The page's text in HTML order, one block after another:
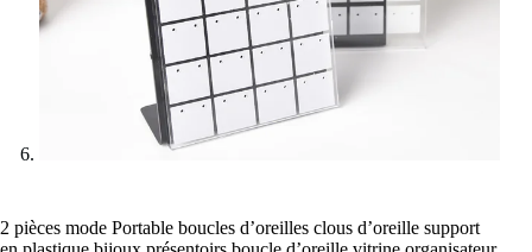
2 pièces mode Portable boucles d’oreilles clous d’oreille support